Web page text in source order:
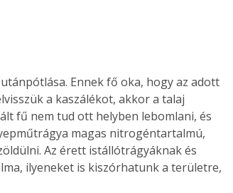
a
Ennek fő oka, hogy az adott
a kaszálékot, akkor a talaj
fű nem tud ott helyben lebomlani, és
magas nitrogéntartalmú,
Az érett istállótrágyáknak és
ilyeneket is kiszórhatunk a területre,